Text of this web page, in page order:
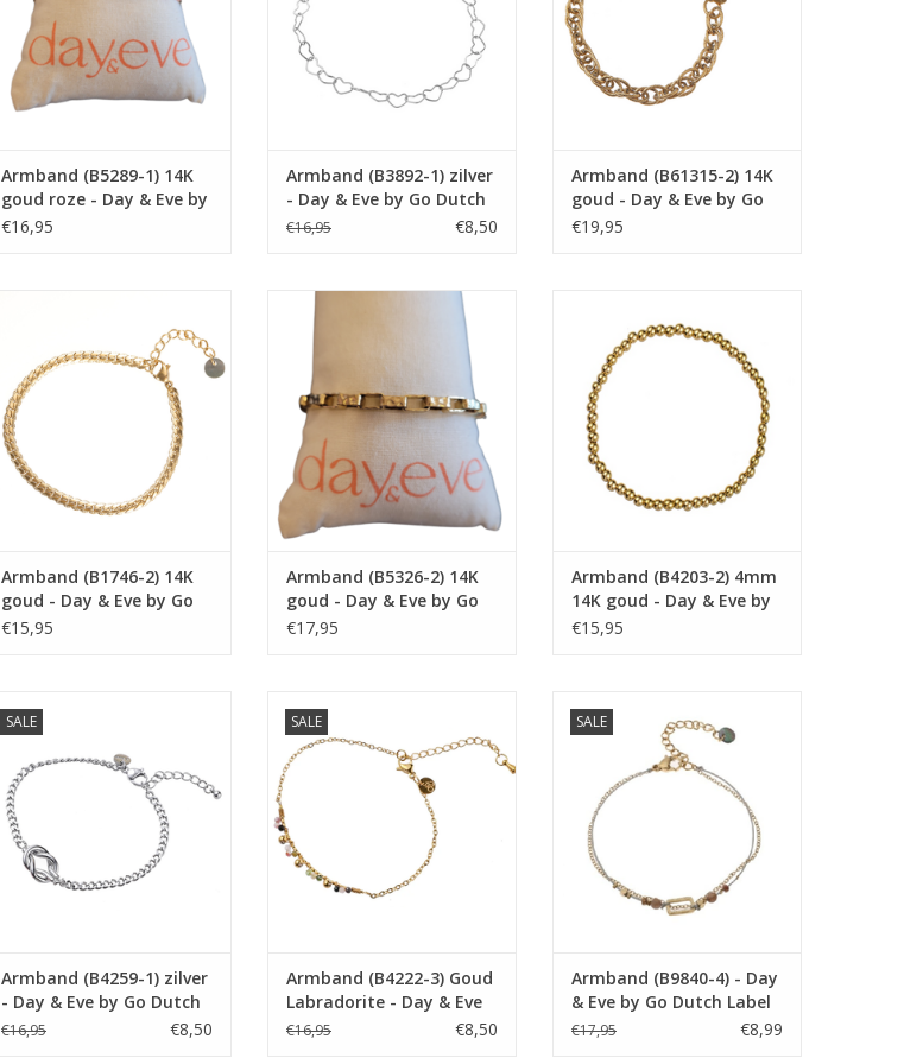
Armband (B5289-1) 14K
goud roze - Day & Eve by
Go Dutch Label.
€16,95
Armband (B3892-1) zilver
- Day & Eve by Go Dutch
Label
€16,95 €8,50
Armband (B61315-2) 14K
goud - Day & Eve by Go
Dutch Label
€19,95
Day & Eve by Go Dutch Label
TOEVOEGEN AAN WINKELWAGEN
Armband (B1746-2) 14K
goud - Day & Eve by Go
Dutch Label
€15,95
Armband (B5326-2) 14K goud -
Day & Eve by Go Dutch Label
TOEVOEGEN AAN WINKELWAGEN
Armband (B5326-2) 14K
goud - Day & Eve by Go
Dutch Label
€17,95
goud - Day & Eve by Go Dutch
TOEVOEGEN AAN WINKELWAGEN
Armband (B4203-2) 4mm
14K goud - Day & Eve by
Go Dutch Label
€15,95
SALEEve by Go Dutch Label
TOEVOEGEN AAN WINKELWAGEN
Armband (B4259-1) zilver
- Day & Eve by Go Dutch
Label
€16,95 €8,50
SALE
Labradorite - Day & Eve by Go
Dutch Label
TOEVOEGEN AAN WINKELWAGEN
Armband (B4222-3) Goud
Labradorite - Day & Eve
by Go Dutch Label
€16,95 €8,50
SALE
by Go Dutch Label
TOEVOEGEN AAN WINKELWAGEN
Armband (B9840-4) - Day
& Eve by Go Dutch Label
€17,95 €8,99